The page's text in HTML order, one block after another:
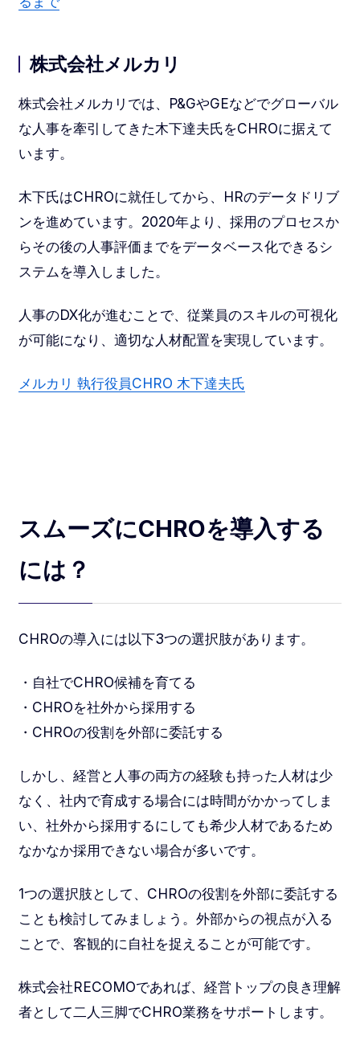
株式会社メルカリ
株式会社メルカリでは、P&GやGEなどでグローバル
な人事を牽引してきた木下達夫氏をCHROに据えて
います。
木下氏はCHROに就任してから、HRのデータドリブ
ンを進めています。2020年より、採用のプロセスか
らその後の人事評価までをデータベース化できるシ
ステムを導入しました。
人事のDX化が進むことで、従業員のスキルの可視化
が可能になり、適切な人材配置を実現しています。
メルカリ 執行役員CHRO 木下達夫氏
スムーズにCHROを導入する
には？
CHROの導入には以下3つの選択肢があります。
・自社でCHRO候補を育てる
・CHROを社外から採用する
・CHROの役割を外部に委託する
しかし、経営と人事の両方の経験も持った人材は少
なく、社内で育成する場合には時間がかかってしま
い、社外から採用するにしても希少人材であるため
なかなか採用できない場合が多いです。
1つの選択肢として、CHROの役割を外部に委託する
ことも検討してみましょう。外部からの視点が入る
ことで、客観的に自社を捉えることが可能です。
株式会社RECOMOであれば、経営トップの良き理解
者として二人三脚でCHRO業務をサポートします。